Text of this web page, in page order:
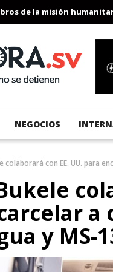
la misión humanitaria
NEGOCIOS
colaborará con EE. UU. para
y MS-